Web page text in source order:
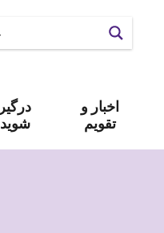
درگیر
شوید
اخبار و
تقویم